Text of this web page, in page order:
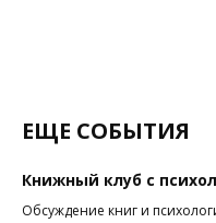
ЕЩЕ СОБЫТИЯ
Книжный клуб с
Обсуждение книг и